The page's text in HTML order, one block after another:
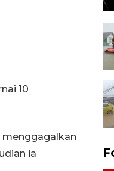
10
menggagalkan
ia